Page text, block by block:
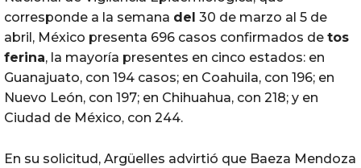
corresponde a la semana del 30 de marzo al 5 de
abril, México presenta 696 casos confirmados de tos
ferina, la mayoría presentes en cinco estados: en
Guanajuato, con 194 casos; en Coahuila, con 196; en
Nuevo León, con 197; en Chihuahua, con 218; y en
Ciudad de México, con 244.
En su solicitud, Argüelles advirtió que Baeza Mendoza